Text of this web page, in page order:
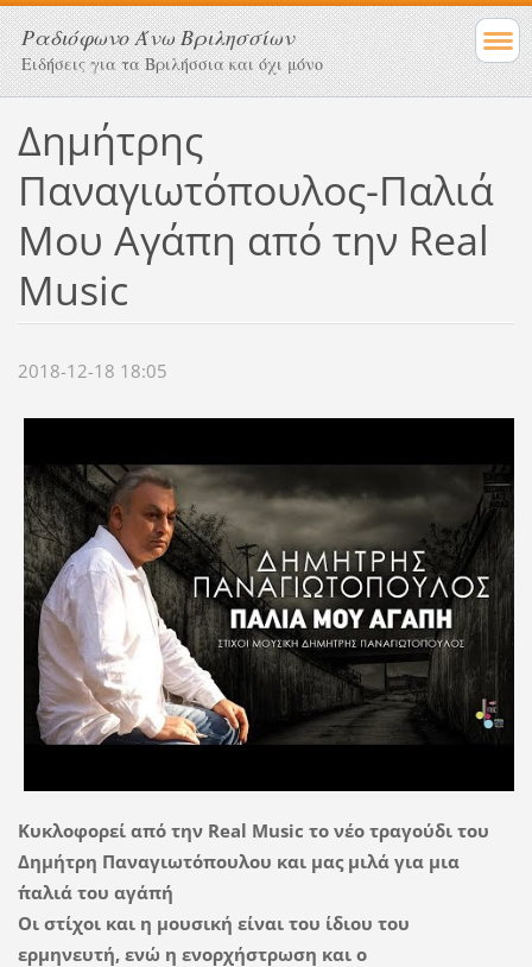
Ραδιόφωνο Άνω Βριλησσίων
Ειδήσεις για τα Βριλήσσια και όχι μόνο
Δημήτρης
Παναγιωτόπουλος-Παλιά
Μου Αγάπη από την Real
Music
2018-12-18 18:05
Κυκλοφορεί από την Real Music το νέο τραγούδι του
Δημήτρη Παναγιωτόπουλου και μας μιλά για μια
΄΄παλιά του αγάπη΄΄
Οι στίχοι και η μουσική είναι του ίδιου του
ερμηνευτή, ενώ η ενορχήστρωση και ο